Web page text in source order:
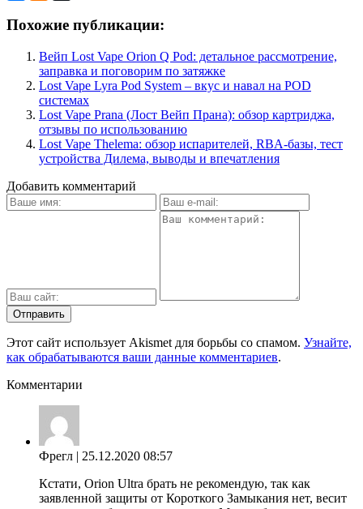
Похожие публикации:
Вейп Lost Vape Orion Q Pod: детальное рассмотрение,
заправка и поговорим по затяжке
Lost Vape Lyra Pod System – вкус и навал на POD
системах
Lost Vape Prana (Лост Вейп Прана): обзор картриджа,
отзывы по использованию
Lost Vape Thelema: обзор испарителей, RBA-базы, тест
устройства Дилема, выводы и впечатления
Добавить комментарий
Этот сайт использует Akismet для борьбы со спамом. Узнайте,
как обрабатываются ваши данные комментариев.
Комментарии
Фрегл | 25.12.2020 08:57
Кстати, Orion Ultra брать не рекомендую, так как
заявленной защиты от Короткого Замыкания нет, весит